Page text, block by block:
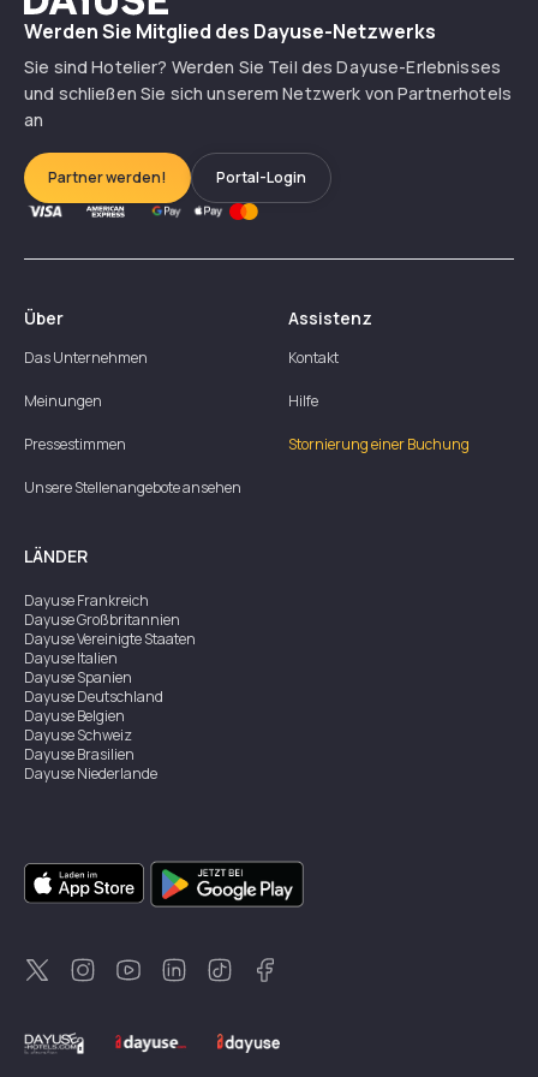
Werden Sie Mitglied des Dayuse-Netzwerks
Sie sind Hotelier? Werden Sie Teil des Dayuse-Erlebnisses
und schließen Sie sich unserem Netzwerk von Partnerhotels
an
Partner werden! Portal-Login
Über
Das Unternehmen
Meinungen
Pressestimmen
Unsere Stellenangebote ansehen
Assistenz
Kontakt
Hilfe
Stornierung einer Buchung
LÄNDER
DayuseFrankreich
DayuseGroßbritannien
DayuseVereinigte Staaten
DayuseItalien
DayuseSpanien
DayuseDeutschland
DayuseBelgien
DayuseSchweiz
DayuseBrasilien
DayuseNiederlande
DayuseKanada
DayuseSingapur
DayuseZweden
DayuseKorea
DayuseNeuseeland